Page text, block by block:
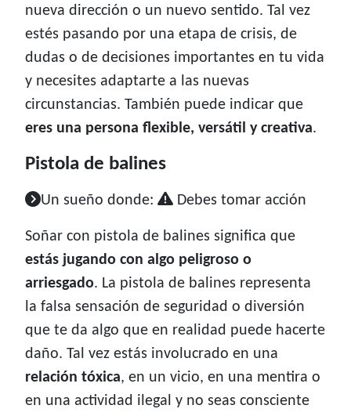
nueva dirección o un nuevo sentido. Tal vez
estés pasando por una etapa de crisis, de
dudas o de decisiones importantes en tu vida
y necesites adaptarte a las nuevas
circunstancias. También puede indicar que
eres una persona flexible, versátil y creativa.
Pistola de balines
Un sueño donde: Debes tomar acción
Soñar con pistola de balines significa que
estás jugando con algo peligroso o
arriesgado. La pistola de balines representa
la falsa sensación de seguridad o diversión
que te da algo que en realidad puede hacerte
daño. Tal vez estás involucrado en una
relación tóxica, en un vicio, en una mentira o
en una actividad ilegal y no seas consciente